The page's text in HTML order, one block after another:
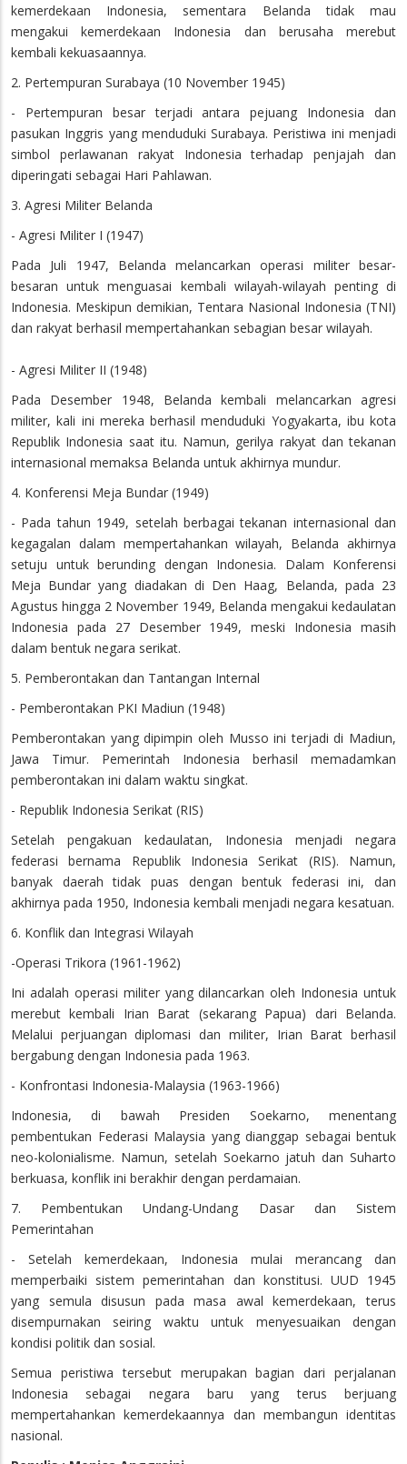
kemerdekaan Indonesia, sementara Belanda tidak mau
mengakui kemerdekaan Indonesia dan berusaha merebut
kembali kekuasaannya.
2. Pertempuran Surabaya (10 November 1945)
- Pertempuran besar terjadi antara pejuang Indonesia dan
pasukan Inggris yang menduduki Surabaya. Peristiwa ini menjadi
simbol perlawanan rakyat Indonesia terhadap penjajah dan
diperingati sebagai Hari Pahlawan.
3. Agresi Militer Belanda
- Agresi Militer I (1947)
Pada Juli 1947, Belanda melancarkan operasi militer besar-
besaran untuk menguasai kembali wilayah-wilayah penting di
Indonesia. Meskipun demikian, Tentara Nasional Indonesia (TNI)
dan rakyat berhasil mempertahankan sebagian besar wilayah.
- Agresi Militer II (1948)
Pada Desember 1948, Belanda kembali melancarkan agresi
militer, kali ini mereka berhasil menduduki Yogyakarta, ibu kota
Republik Indonesia saat itu. Namun, gerilya rakyat dan tekanan
internasional memaksa Belanda untuk akhirnya mundur.
4. Konferensi Meja Bundar (1949)
- Pada tahun 1949, setelah berbagai tekanan internasional dan
kegagalan dalam mempertahankan wilayah, Belanda akhirnya
setuju untuk berunding dengan Indonesia. Dalam Konferensi
Meja Bundar yang diadakan di Den Haag, Belanda, pada 23
Agustus hingga 2 November 1949, Belanda mengakui kedaulatan
Indonesia pada 27 Desember 1949, meski Indonesia masih
dalam bentuk negara serikat.
5. Pemberontakan dan Tantangan Internal
- Pemberontakan PKI Madiun (1948)
Pemberontakan yang dipimpin oleh Musso ini terjadi di Madiun,
Jawa Timur. Pemerintah Indonesia berhasil memadamkan
pemberontakan ini dalam waktu singkat.
- Republik Indonesia Serikat (RIS)
Setelah pengakuan kedaulatan, Indonesia menjadi negara
federasi bernama Republik Indonesia Serikat (RIS). Namun,
banyak daerah tidak puas dengan bentuk federasi ini, dan
akhirnya pada 1950, Indonesia kembali menjadi negara kesatuan.
6. Konflik dan Integrasi Wilayah
-Operasi Trikora (1961-1962)
Ini adalah operasi militer yang dilancarkan oleh Indonesia untuk
merebut kembali Irian Barat (sekarang Papua) dari Belanda.
Melalui perjuangan diplomasi dan militer, Irian Barat berhasil
bergabung dengan Indonesia pada 1963.
- Konfrontasi Indonesia-Malaysia (1963-1966)
Indonesia, di bawah Presiden Soekarno, menentang
pembentukan Federasi Malaysia yang dianggap sebagai bentuk
neo-kolonialisme. Namun, setelah Soekarno jatuh dan Suharto
berkuasa, konflik ini berakhir dengan perdamaian.
7. Pembentukan Undang-Undang Dasar dan Sistem
Pemerintahan
- Setelah kemerdekaan, Indonesia mulai merancang dan
memperbaiki sistem pemerintahan dan konstitusi. UUD 1945
yang semula disusun pada masa awal kemerdekaan, terus
disempurnakan seiring waktu untuk menyesuaikan dengan
kondisi politik dan sosial.
Semua peristiwa tersebut merupakan bagian dari perjalanan
Indonesia sebagai negara baru yang terus berjuang
mempertahankan kemerdekaannya dan membangun identitas
nasional.